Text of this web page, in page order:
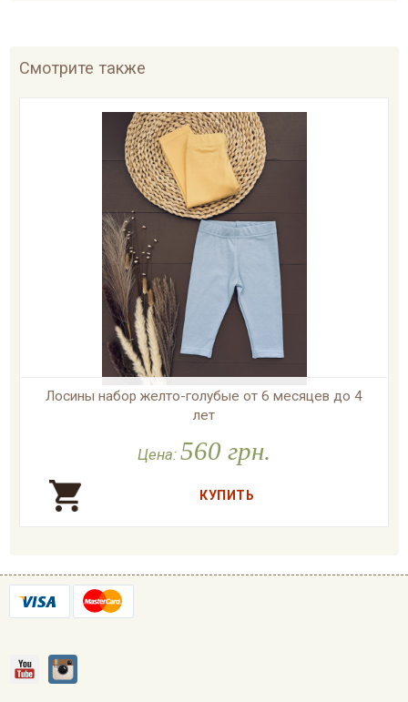
Смотрите также
Лосины набор желто-голубые от 6 месяцев до 4
лет
 В наличии
Цена: 560 грн.